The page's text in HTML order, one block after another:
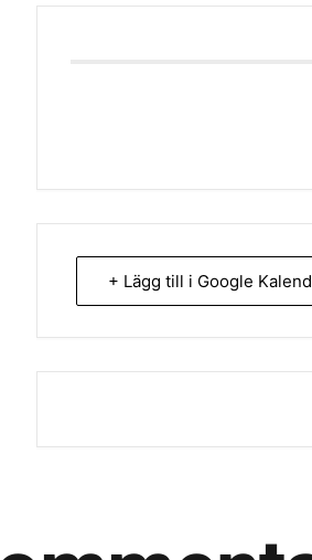
+ Lägg till i Google